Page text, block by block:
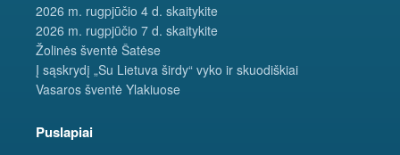
2026 m. rugpjūčio 4 d. skaitykite
2026 m. rugpjūčio 7 d. skaitykite
Žolinės šventė Šatėse
Į sąskrydį „Su Lietuva širdy“ vyko ir skuodiškiai
Vasaros šventė Ylakiuose
Puslapiai